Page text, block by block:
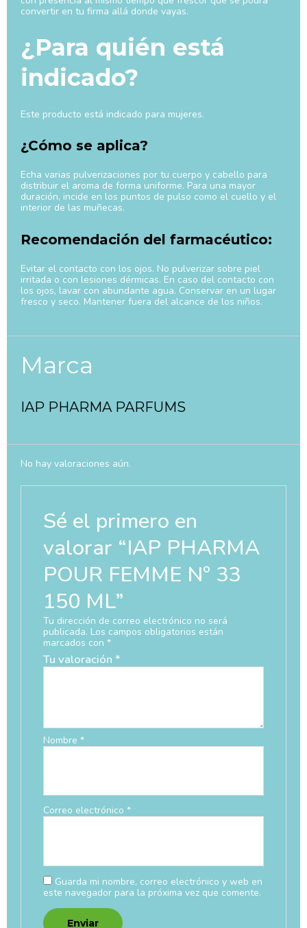
convertir en tu firma allá donde vayas.
¿Para quién está
indicado?
Este producto está indicado para mujeres.
¿Cómo se aplica?
Echa varias pulverizaciones por tu cuerpo y cabello para
distribuir el aroma de forma uniforme. Para una mayor
duración, incide en los puntos de pulso como el cuello y el
interior de las muñecas.
Recomendación del farmacéutico:
Evitar el contacto con los ojos. No pulverizar sobre piel
irritada o con lesiones dérmicas. En caso del contacto con
los ojos, lavar con abundante agua. Conservar en un lugar
fresco y seco. Mantener fuera del alcance de los niños.
Marca
IAP PHARMA PARFUMS
No hay valoraciones aún.
Sé el primero en
valorar “IAP PHARMA
POUR FEMME Nº 33
150 ML”
Tu dirección de correo electrónico no será
publicada. Los campos obligatorios están
marcados con *
Tu valoración *
Nombre *
Correo electrónico *
Guarda mi nombre, correo electrónico y web en
este navegador para la próxima vez que comente.